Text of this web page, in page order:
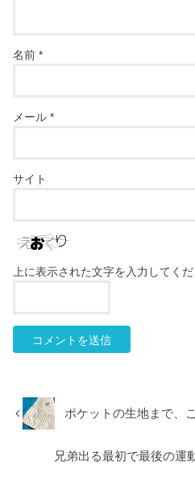
名前*
メール*
サイト
上に表示された文字を入力してくだ
ポケットの生地まで、
兄弟出る最初で最後の運